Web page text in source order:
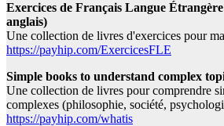
Exercices de Français Langue
anglais)
Une collection de livres d'exercices pour
https://payhip.com/ExercicesFLE
Simple books to understand complex
Une collection de livres pour comprendre
complexes (philosophie, société,
https://payhip.com/whatis